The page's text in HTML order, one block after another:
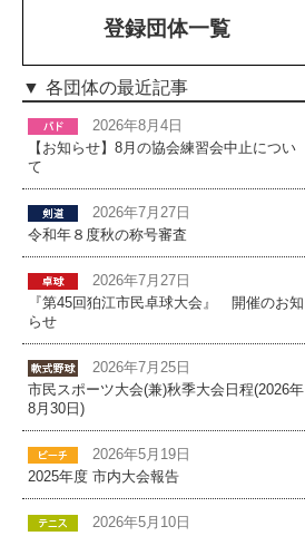
登録団体一覧
各団体の最近記事
2026年8月4日
【お知らせ】8月の協会練習会中止につい
て
2026年7月27日
令和年８度秋の称号審査
2026年7月27日
『第45回狛江市民卓球大会』 開催のお知
らせ
2026年7月25日
市民スポーツ大会(兼)秋季大会日程(2026年
8月30日)
2026年5月19日
2025年度 市内大会報告
2026年5月10日